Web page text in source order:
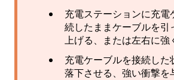
充電ステーションに充電
続したままケーブルを引
上げる、または左右に強
充電ケーブルを接続した
落下させる、強い衝撃を